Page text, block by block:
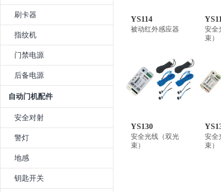
刷卡器
指纹机
门禁电源
后备电源
自动门机配件
安全对射
警灯
地感
钥匙开关
YS114
被动红外感应器
安全
束）
YS130
安全光线（双光
束）
安全
束）